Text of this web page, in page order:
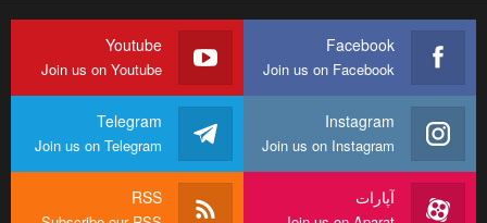
Facebook
Join us on Facebook
Youtube
Join us on Youtube
Instagram
Join us on Instagram
Telegram
Join us on Telegram
آپارات RSS